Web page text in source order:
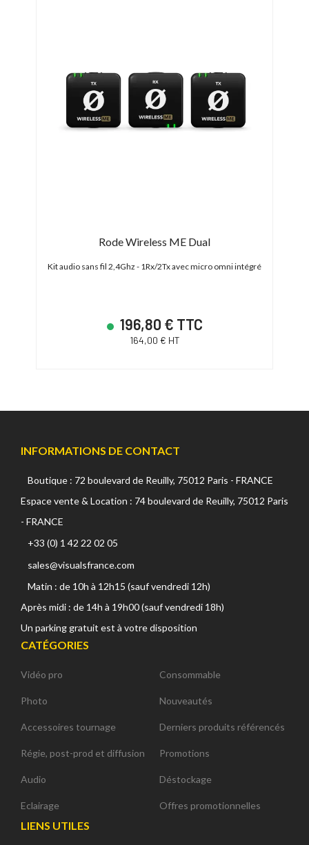
Rode Wireless ME Dual
Kit audio sans fil 2,4Ghz - 1Rx/2Tx avec micro omni intégré
196,80 € TTC
164,00 € HT
INFORMATIONS DE CONTACT
Boutique : 72 boulevard de Reuilly, 75012 Paris - FRANCE
Espace vente & Location : 74 boulevard de Reuilly, 75012 Paris
- FRANCE
+33 (0) 1 42 22 02 05
sales@visualsfrance.com
Matin : de 10h à 12h15 (sauf vendredi 12h)
Après midi : de 14h à 19h00 (sauf vendredi 18h)
Un parking gratuit est à votre disposition
CATÉGORIES
Vidéo pro
Photo
Accessoires tournage
Régie, post-prod et diffusion
Audio
Eclairage
Consommable
Nouveautés
Derniers produits référencés
Promotions
Déstockage
Offres promotionnelles
LIENS UTILES